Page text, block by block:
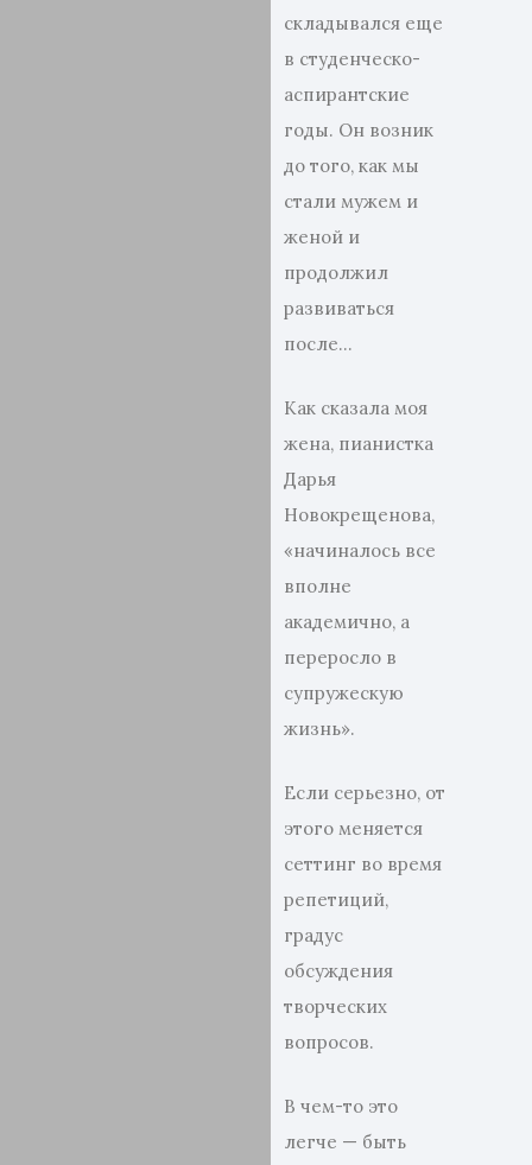
складывался еще
в студенческо-
аспирантские
годы. Он возник
до того, как мы
стали мужем и
женой и
продолжил
развиваться
после…
Как сказала моя
жена, пианистка
Дарья
Новокрещенова,
«начиналось все
вполне
академично, а
переросло в
супружескую
жизнь».
Если серьезно, от
этого меняется
сеттинг во время
репетиций,
градус
обсуждения
творческих
вопросов.
В чем-то это
легче — быть